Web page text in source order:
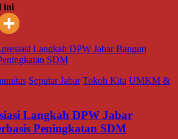
ini
Seputar Jabar Tokoh Kita UMKM &
Langkah DPW Jabar
Peningkatan SDM